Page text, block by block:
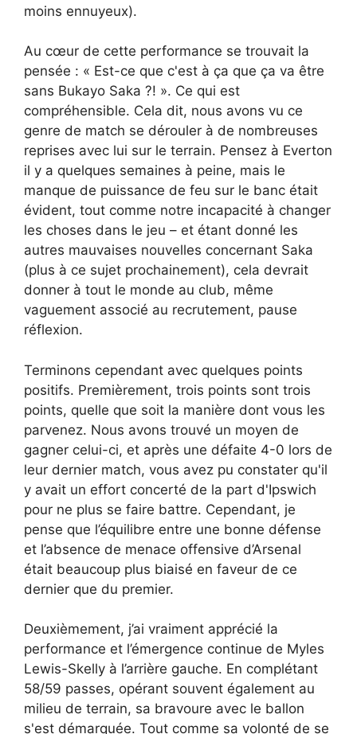
moins ennuyeux).
Au cœur de cette performance se trouvait la
pensée : « Est-ce que c'est à ça que ça va être
sans Bukayo Saka ?! ». Ce qui est
compréhensible. Cela dit, nous avons vu ce
genre de match se dérouler à de nombreuses
reprises avec lui sur le terrain. Pensez à Everton
il y a quelques semaines à peine, mais le
manque de puissance de feu sur le banc était
évident, tout comme notre incapacité à changer
les choses dans le jeu – et étant donné les
autres mauvaises nouvelles concernant Saka
(plus à ce sujet prochainement), cela devrait
donner à tout le monde au club, même
vaguement associé au recrutement, pause
réflexion.
Terminons cependant avec quelques points
positifs. Premièrement, trois points sont trois
points, quelle que soit la manière dont vous les
parvenez. Nous avons trouvé un moyen de
gagner celui-ci, et après une défaite 4-0 lors de
leur dernier match, vous avez pu constater qu'il
y avait un effort concerté de la part d'Ipswich
pour ne plus se faire battre. Cependant, je
pense que l’équilibre entre une bonne défense
et l’absence de menace offensive d’Arsenal
était beaucoup plus biaisé en faveur de ce
dernier que du premier.
Deuxièmement, j’ai vraiment apprécié la
performance et l’émergence continue de Myles
Lewis-Skelly à l’arrière gauche. En complétant
58/59 passes, opérant souvent également au
milieu de terrain, sa bravoure avec le ballon
s'est démarquée. Tout comme sa volonté de se